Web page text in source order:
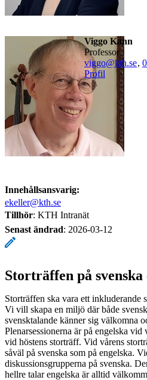
Viggo Kann
professor
viggo@kth.se,
Profil
Innehållsansvarig:
ekeller@kth.se
Tillhör: KTH Intranät
Senast ändrad: 2026-03-12
Storträffen på svenska
Storträffen ska vara ett inkluderande
Vi vill skapa en miljö där både
svensktalande känner sig välkomna
Plenarsessionerna är på engelska
vid höstens storträff. Vid vårens
såväl på svenska som på engelska.
diskussionsgrupperna på svenska.
hellre talar engelska är alltid